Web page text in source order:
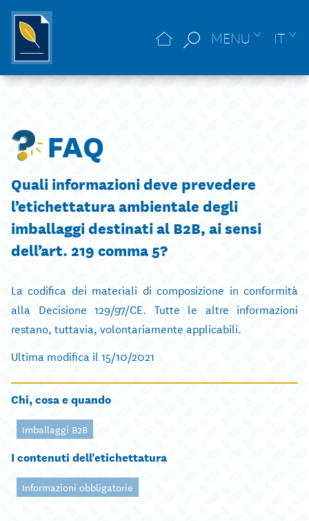
MENU IT
FAQ
Quali informazioni deve prevedere
l’etichettatura ambientale degli
imballaggi destinati al B2B, ai sensi
dell’art. 219 comma 5?
La codifica dei materiali di composizione in conformità
alla Decisione 129/97/CE. Tutte le altre informazioni
restano, tuttavia, volontariamente applicabili.
Ultima modifica il 15/10/2021
Chi, cosa e quando
Imballaggi B2B
I contenuti dell'etichettatura
Informazioni obbligatorie